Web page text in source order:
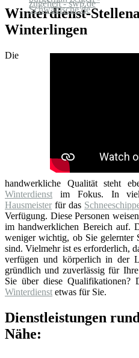
Winterdienst-
Winterlingen
Die
handwerkliche Qualität steht
Winterdienst im Fokus. In
Hausmeister für das
Verfügung. Diese Personen
im handwerklichen Bereich auf.
weniger wichtig, ob Sie gelernter
sind. Vielmehr ist es erforderlich,
verfügen und körperlich in der
gründlich und zuverlässig für
Sie über diese Qualifikationen?
Winterdienst etwas für Sie.
Dienstleistungen
Nähe: